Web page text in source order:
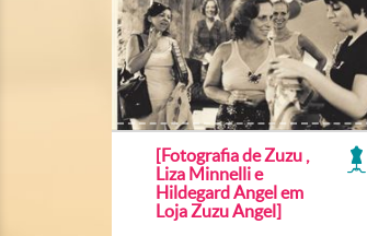
[Fotografia de Zuzu ,
Liza Minnelli e
Hildegard Angel em
Loja Zuzu Angel]